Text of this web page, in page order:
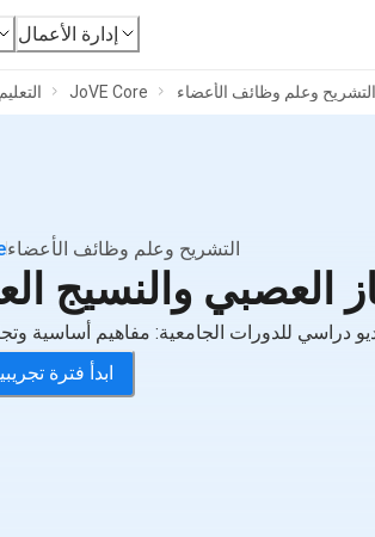
إدارة الأعمال
التعليم JoVE Core التشريح وعلم وظائف الأعضاء
التشريح وعلم وظائف الأعضاء
العصبي والنسيج
دراسي للدورات الجامعية: مفاهيم أساسية
ابدأ فترة